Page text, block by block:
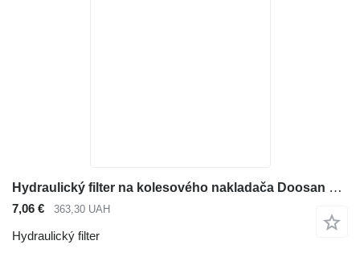
Hydraulický filter na kolesového nakladača Doosan SD300N
7,06 € 363,30 UAH
Hydraulický filter